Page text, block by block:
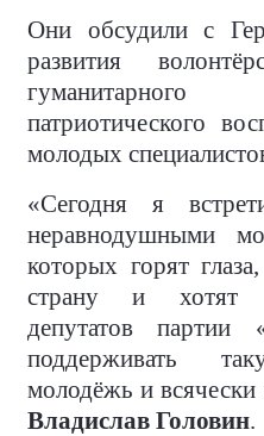
Они обсудили с
развития
патриотического
молодых
«Сегодня я
неравнодушными
которых горят
страну и хотят
депутатов
поддерживать
молодёжь и
Владислав Головин.